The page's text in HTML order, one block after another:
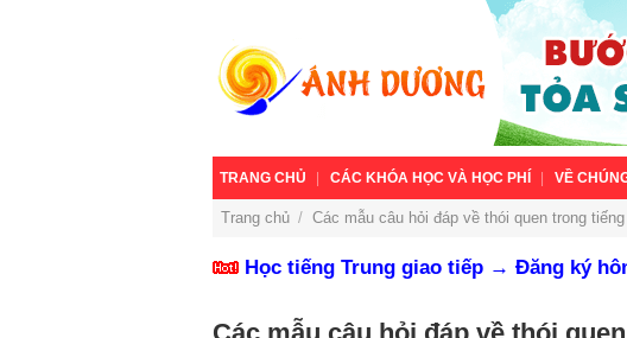
TRANG CHỦ CÁC KHÓA HỌC VÀ HỌC PHÍ VỀ
Trang chủ / Các mẫu câu hỏi đáp về thói quen trong tiếng
Học tiếng Trung giao tiếp → Đăng ký